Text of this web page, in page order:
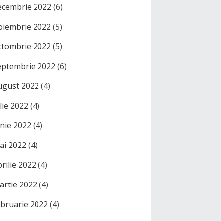
2022 (6)
2022 (5)
2022 (5)
2022 (6)
2022 (4)
2022 (4)
2022 (4)
2022 (4)
2022 (4)
2022 (4)
2022 (4)